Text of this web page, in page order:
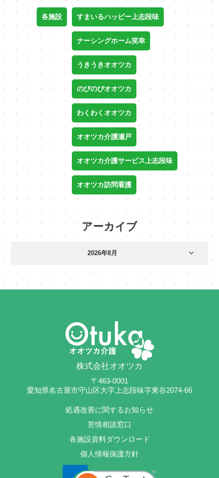
各施設 すまいるハッピー上志段味
ナーシングホーム笑幸
うきうきオオツカ
のびのびオオツカ
わくわくオオツカ
オオツカ介護瀬戸
オオツカ介護サービス上志段味
オオツカ訪問看護
アーカイブ
株式会社オオツカ
〒463-0001
愛知県名古屋市守山区大字上志段味字東谷2074-66
処遇改善に関するお知らせ
苦情相談窓口
各施設資料ダウンロード
個人情報保護方針